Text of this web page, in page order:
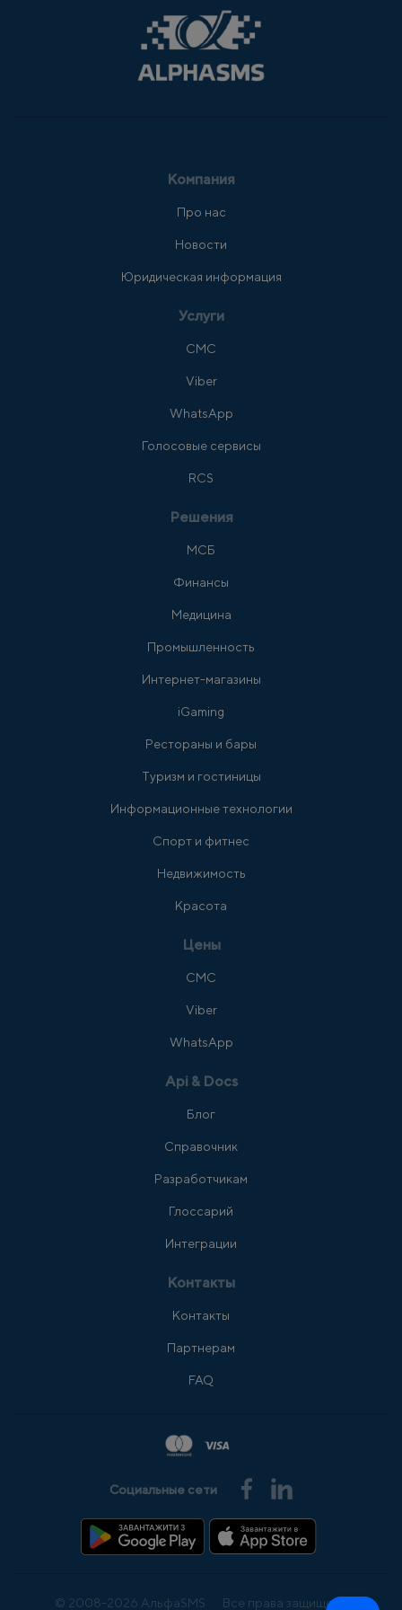
Компания
Про нас
Новости
Юридическая информация
Услуги
СМС
Viber
WhatsApp
Голосовые сервисы
RCS
Решения
МСБ
Финансы
Медицина
Промышленность
Интернет-магазины
iGaming
Рестораны и бары
Туризм и гостиницы
Информационные технологии
Спорт и фитнес
Недвижимость
Красота
Цены
СМС
Viber
WhatsApp
Api & Docs
Блог
Справочник
Разработчикам
Глоссарий
Интеграции
Контакты
Контакты
Партнерам
FAQ
Социальные сети
© 2008-2026 АльфаSMS Все права защищены